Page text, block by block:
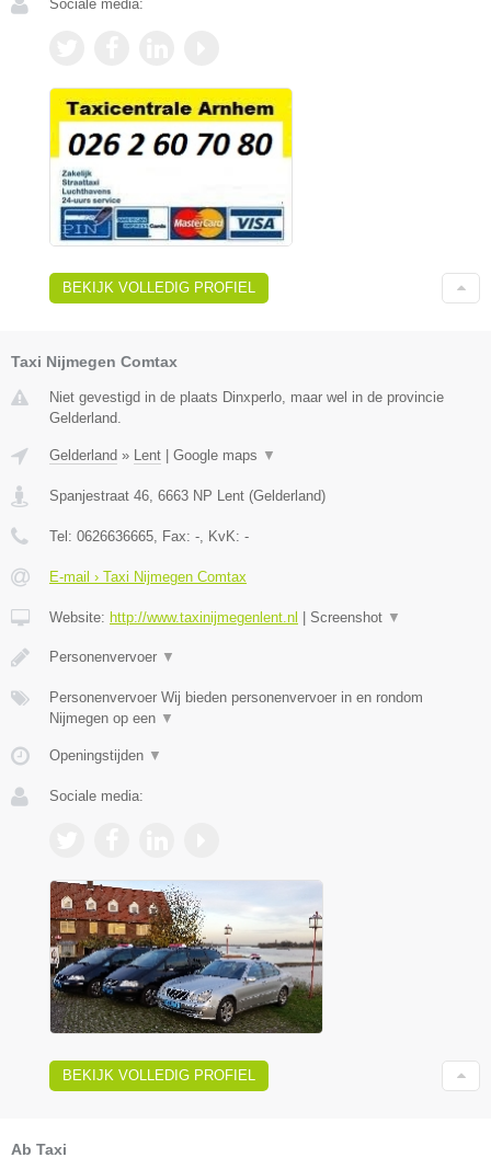
Sociale media:
BEKIJK VOLLEDIG PROFIEL
Taxi Nijmegen Comtax
Niet gevestigd in de plaats Dinxperlo, maar wel in de provincie
Gelderland.
Gelderland » Lent | Google maps ▼
Spanjestraat 46 6663 NP Lent (Gelderland)
Tel: 0626636665 , Fax: - , KvK: -
E-mail › Taxi Nijmegen Comtax
Website: http://www.taxinijmegenlent.nl | Screenshot ▼
Personenvervoer ▼
Personenvervoer Wij bieden personenvervoer in en rondom
Nijmegen op een ▼
Openingstijden ▼
Sociale media:
BEKIJK VOLLEDIG PROFIEL
Ab Taxi